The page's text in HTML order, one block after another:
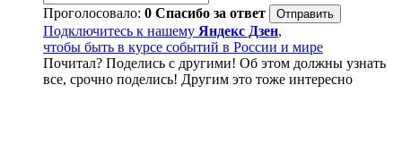
Проголосовало: 0 Спасибо за ответ
Подключитесь к нашему Яндекс Дзен,
чтобы быть в курсе событий в России и мире
Почитал? Поделись с другими! Об этом должны узнать
все, срочно поделись! Другим это тоже интересно